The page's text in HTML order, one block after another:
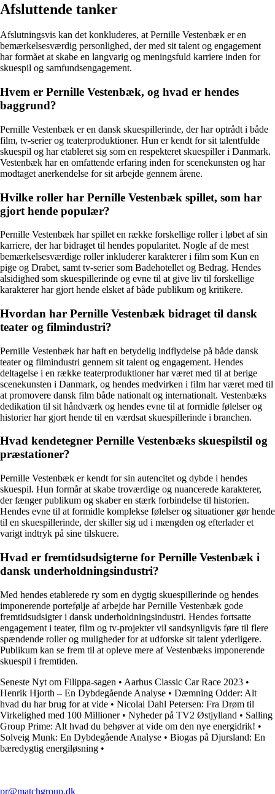
Afsluttende tanker
Afslutningsvis kan det konkluderes, at Pernille Vestenbæk er en
bemærkelsesværdig personlighed, der med sit talent og engagement
har formået at skabe en langvarig og meningsfuld karriere inden for
skuespil og samfundsengagement.
Hvem er Pernille Vestenbæk, og hvad er hendes
baggrund?
Pernille Vestenbæk er en dansk skuespillerinde, der har optrådt i både
film, tv-serier og teaterproduktioner. Hun er kendt for sit talentfulde
skuespil og har etableret sig som en respekteret skuespiller i Danmark.
Vestenbæk har en omfattende erfaring inden for scenekunsten og har
modtaget anerkendelse for sit arbejde gennem årene.
Hvilke roller har Pernille Vestenbæk spillet, som har
gjort hende populær?
Pernille Vestenbæk har spillet en række forskellige roller i løbet af sin
karriere, der har bidraget til hendes popularitet. Nogle af de mest
bemærkelsesværdige roller inkluderer karakterer i film som Kun en
pige og Drabet, samt tv-serier som Badehotellet og Bedrag. Hendes
alsidighed som skuespillerinde og evne til at give liv til forskellige
karakterer har gjort hende elsket af både publikum og kritikere.
Hvordan har Pernille Vestenbæk bidraget til dansk
teater og filmindustri?
Pernille Vestenbæk har haft en betydelig indflydelse på både dansk
teater og filmindustri gennem sit talent og engagement. Hendes
deltagelse i en række teaterproduktioner har været med til at berige
scenekunsten i Danmark, og hendes medvirken i film har været med til
at promovere dansk film både nationalt og internationalt. Vestenbæks
dedikation til sit håndværk og hendes evne til at formidle følelser og
historier har gjort hende til en værdsat skuespillerinde i branchen.
Hvad kendetegner Pernille Vestenbæks skuespilstil og
præstationer?
Pernille Vestenbæk er kendt for sin autencitet og dybde i hendes
skuespil. Hun formår at skabe troværdige og nuancerede karakterer,
der fænger publikum og skaber en stærk forbindelse til historien.
Hendes evne til at formidle komplekse følelser og situationer gør hende
til en skuespillerinde, der skiller sig ud i mængden og efterlader et
varigt indtryk på sine tilskuere.
Hvad er fremtidsudsigterne for Pernille Vestenbæk i
dansk underholdningsindustri?
Med hendes etablerede ry som en dygtig skuespillerinde og hendes
imponerende portefølje af arbejde har Pernille Vestenbæk gode
fremtidsudsigter i dansk underholdningsindustri. Hendes fortsatte
engagement i teater, film og tv-projekter vil sandsynligvis føre til flere
spændende roller og muligheder for at udforske sit talent yderligere.
Publikum kan se frem til at opleve mere af Vestenbæks imponerende
skuespil i fremtiden.
Seneste Nyt om Filippa-sagen • Aarhus Classic Car Race 2023 •
Henrik Hjorth – En Dybdegående Analyse • Dæmning Odder: Alt
hvad du har brug for at vide • Nicolai Dahl Petersen: Fra Drøm til
Virkelighed med 100 Millioner• Nyheder på TV2 Østjylland • Salling
Group Prime: Alt hvad du behøver at vide om den nye energidrik! •
Solveig Munk: En Dybdegående Analyse • Biogas på Djursland: En
bæredygtig energiløsning •
pr@matchgroup.dk